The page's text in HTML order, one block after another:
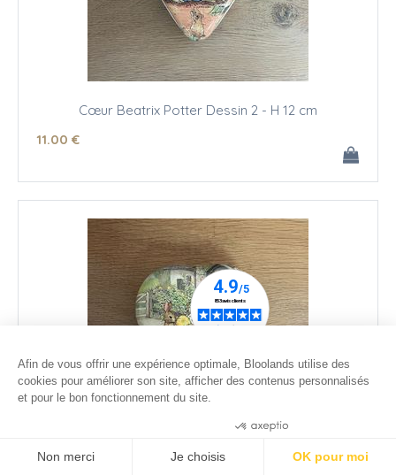
Cœur Beatrix Potter Dessin 2 - H 12 cm
11.00 €
Coeur de Pâques Beatrix Potter Dessin 6 - H 12 cm
Afin de vous offrir une expérience optimale, Bloolands utilise des
cookies pour améliorer son site, afficher des contenus personnalisés
et pour le bon fonctionnement du site.
Non merci Je choisis OK pour moi